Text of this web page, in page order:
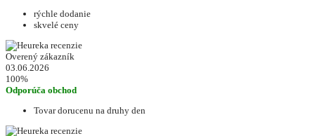
rýchle dodanie
skvelé ceny
Overený zákazník
03.06.2026
100%
Odporúča obchod
Tovar dorucenu na druhy den